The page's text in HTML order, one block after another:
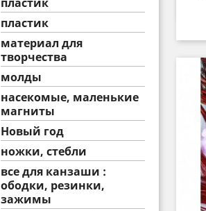
пластик
материал для
творчества
молды
насекомые, маленькие
магниты
Новый год
ножки, стебли
все для канзаши :
ободки, резинки,
зажимы